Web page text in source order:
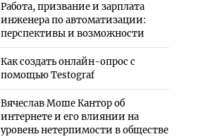
Работа, призвание и зарплата
инженера по автоматизации:
перспективы и возможности
Как создать онлайн-опрос с
помощью Testograf
Вячеслав Моше Кантор об
интернете и его влиянии на
уровень нетерпимости в обществе